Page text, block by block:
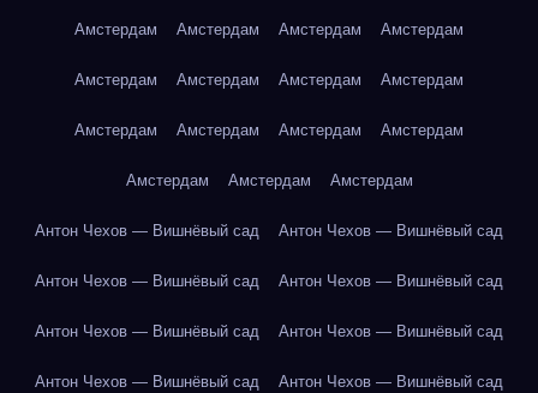
Амстердам Амстердам Амстердам Амстердам
Амстердам Амстердам Амстердам Амстердам
Амстердам Амстердам Амстердам Амстердам
Амстердам Амстердам Амстердам
Антон Чехов — Вишнёвый сад Антон Чехов — Вишнёвый сад
Антон Чехов — Вишнёвый сад Антон Чехов — Вишнёвый сад
Антон Чехов — Вишнёвый сад Антон Чехов — Вишнёвый сад
Антон Чехов — Вишнёвый сад Антон Чехов — Вишнёвый сад